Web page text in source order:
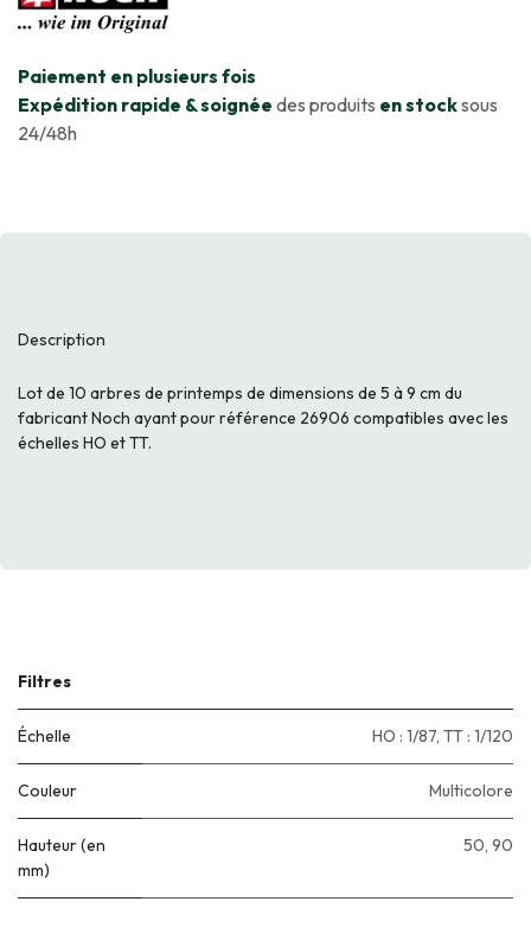
​Paiement en plusieurs fois
Expédition rapide & soignée des produits en stocksous
24/48h
Description
Lot de 10 arbres de printemps de dimensions de 5 à 9 cm du
fabricant Noch ayant pour référence 26906 compatibles avec les
échelles HO et TT.
Filtres
Échelle HO : 1/87, TT : 1/120
Couleur Multicolore
Hauteur (en
mm)
50, 90